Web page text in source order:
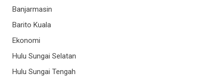
Banjarmasin
Barito Kuala
Ekonomi
Hulu Sungai Selatan
Hulu Sungai Tengah